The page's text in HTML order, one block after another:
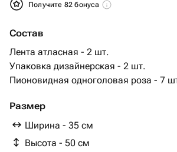
Получите 82 бонуса
Состав
Лента атласная - 2 шт.
Упаковка дизайнерская - 2 шт.
Пионовидная одноголовая роза - 7
Размер
Ширина - 35 см
Высота - 50 см